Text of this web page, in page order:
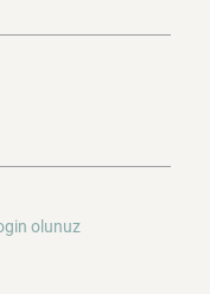
olunuz